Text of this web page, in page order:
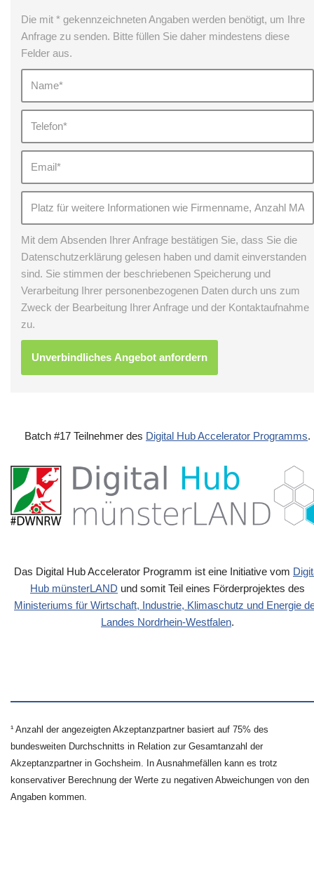
Die mit * gekennzeichneten Angaben werden benötigt, um Ihre
Anfrage zu senden. Bitte füllen Sie daher mindestens diese
Felder aus.
Mit dem Absenden Ihrer Anfrage bestätigen Sie, dass Sie die
Datenschutzerklärung gelesen haben und damit einverstanden
sind. Sie stimmen der beschriebenen Speicherung und
Verarbeitung Ihrer personenbezogenen Daten durch uns zum
Zweck der Bearbeitung Ihrer Anfrage und der Kontaktaufnahme
zu.
Batch #17 Teilnehmer des Digital Hub Accelerator Programms.
Das Digital Hub Accelerator Programm ist eine Initiative vom
Hub münsterLAND und somit Teil eines Förderprojektes des
Ministeriums für Wirtschaft, Industrie, Klimaschutz und Energie
Landes Nordrhein-Westfalen.
¹ Anzahl der angezeigten Akzeptanzpartner basiert auf 75% des
bundesweiten Durchschnitts in Relation zur Gesamtanzahl der
Akzeptanzpartner in Gochsheim. In Ausnahmefällen kann es trotz
konservativer Berechnung der Werte zu negativen Abweichungen von den
Angaben kommen.